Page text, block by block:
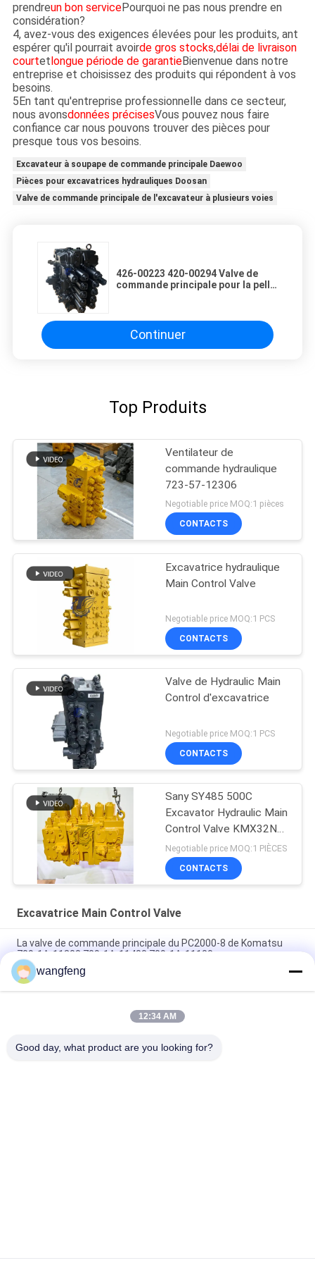
prendreun bon servicePourquoi ne pas nous prendre en
considération?
4, avez-vous des exigences élevées pour les produits, ant
espérer qu'il pourrait avoirde gros stocks,délai de livraison
courtetlongue période de garantieBienvenue dans notre
entreprise et choisissez des produits qui répondent à vos
besoins.
5En tant qu'entreprise professionnelle dans ce secteur,
nous avonsdonnées précisesVous pouvez nous faire
confiance car nous pouvons trouver des pièces pour
presque tous vos besoins.
Excavateur à soupape de commande principale Daewoo
Pièces pour excavatrices hydrauliques Doosan
Valve de commande principale de l'excavateur à plusieurs voies
426-00223 420-00294 Valve de
commande principale pour la pelle
Continuer
Top Produits
Ventilateur de
commande hydraulique
723-57-12306
Negotiable price MOQ:1 pièces
CONTACTS
Excavatrice hydraulique
Main Control Valve
Negotiable price MOQ:1 PCS
CONTACTS
Valve de Hydraulic Main
Control d'excavatrice
Negotiable price MOQ:1 PCS
CONTACTS
Sany SY485 500C
Excavator Hydraulic Main
Control Valve KMX32NA
High Quality
Negotiable price MOQ:1 PIÈCES
CONTACTS
Excavatrice Main Control Valve
La valve de commande principale du PC2000-8 de Komatsu
709-1A-11300 709-1A-11400 709-1A-11100
PC160LC-7 PC160-7 Ventilateur de commande Excavateur
Komatsu, 723-57-16100 Excavateur pièces principales
VOE14541591 Valve de commande principale de l'excavateur
wangfeng
12:34 AM
Good day, what product are you looking for?